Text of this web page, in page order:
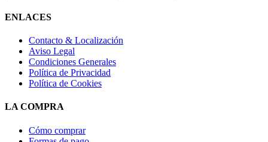
ENLACES
Contacto & Localización
Aviso Legal
Condiciones Generales
Política de Privacidad
Política de Cookies
LA COMPRA
Cómo comprar